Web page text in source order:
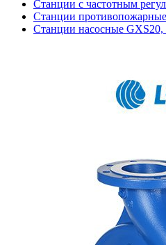
Станции с частотным
Станции
Станции насосные